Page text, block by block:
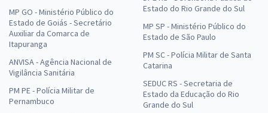
MP GO - Ministério Público do
Estado de Goiás - Secretário
Auxiliar da Comarca de
Itapuranga
ANVISA - Agência Nacional de
Vigilância Sanitária
PM PE - Polícia Militar de
Pernambuco
Estado do Rio Grande do Sul
MP SP - Ministério Público do
Estado de São Paulo
PM SC - Polícia Militar de Santa
Catarina
SEDUC RS - Secretaria de
Estado da Educação do Rio
Grande do Sul